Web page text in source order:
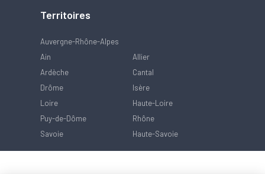
Territoires
Auvergne-Rhône-Alpes
Ain
Allier
Ardèche
Cantal
Drôme
Isère
Loire
Haute-Loire
Puy-de-Dôme
Rhône
Savoie
Haute-Savoie